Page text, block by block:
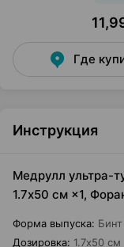
Где
Инструкция
Медрулл ультра-
1.7х50 cм ×1,
Форма выпуска:
Дозировка: 1.7х50 cм